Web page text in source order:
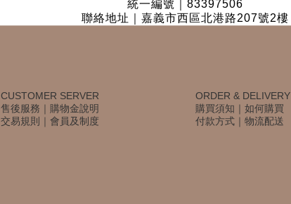
統一編號｜83397506
聯絡地址｜嘉義市西區北港路207號2樓
CUSTOMER SERVER
售後服務 ｜ 購物金說明
交易規則
｜ 會員及制度
ORDER & DELIVERY
購買須知 ｜ 如何購買
付款方式 ｜ 物流配送